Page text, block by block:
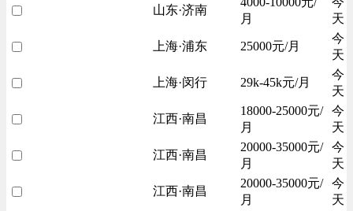
山东·济南
月
天
上海·浦东 25000元/月
今
天
上海·闵行 29k-45k元/月
今
天
江西·南昌
18000-25000元/
月
今
天
江西·南昌
20000-35000元/
月
今
天
江西·南昌
20000-35000元/
月
今
天